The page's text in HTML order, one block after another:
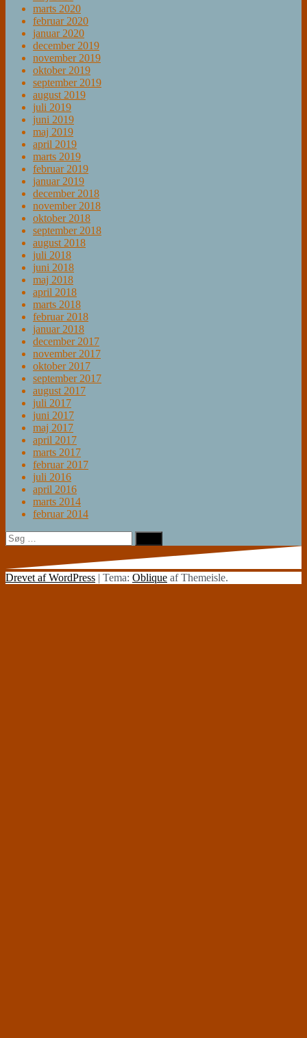
marts 2020
februar 2020
januar 2020
december 2019
november 2019
oktober 2019
september 2019
august 2019
juli 2019
juni 2019
maj 2019
april 2019
marts 2019
februar 2019
januar 2019
december 2018
november 2018
oktober 2018
september 2018
august 2018
juli 2018
juni 2018
maj 2018
april 2018
marts 2018
februar 2018
januar 2018
december 2017
november 2017
oktober 2017
september 2017
august 2017
juli 2017
juni 2017
maj 2017
april 2017
marts 2017
februar 2017
juli 2016
april 2016
marts 2014
februar 2014
Søg
efter:
Drevet af WordPress | Tema: Oblique af Themeisle.